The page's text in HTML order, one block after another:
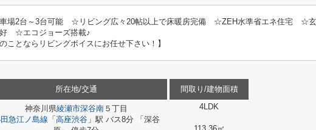
車場2台～3台可能 ☆リビング広々20帖以上で床暖房完備 ☆ZEH水準省エネ住宅 ☆
☆エコジョーズ搭載♪
ことならリビングボイスにお任せ下さい！】
所在地/交通
神奈川県綾瀬市深谷南５丁目
急江ノ島線 「 高座渋谷」駅 バス8分 「深谷
間取り/建物面積
4LDK